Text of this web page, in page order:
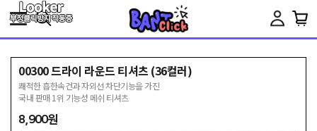
Toggle
00300 드라이 라운드 티셔츠 (36컬러)
쾌적한 흡한속건과 자외선 차단기능을 가진
국내 판매 1위 기능성 메쉬 티셔츠
8,900원